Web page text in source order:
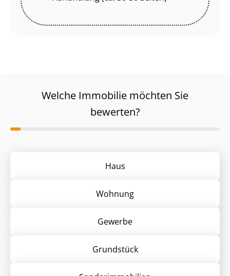
Welche Immobilie möchten Sie
bewerten?
Haus
Wohnung
Gewerbe
Grund­stück